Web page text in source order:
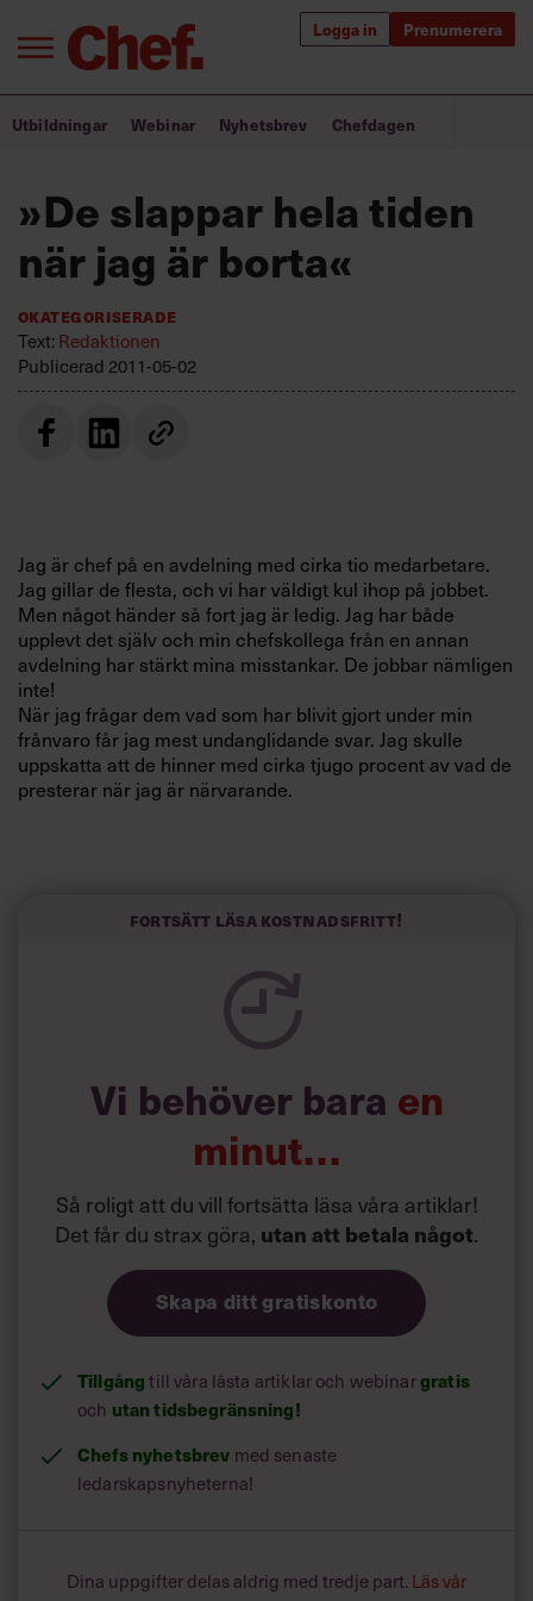
Logga in Prenumerera
Annonsera
Villkor och policy för
personuppgiftsbehandling
Sök
efter:
Bra ledare förändrar världen
Utbildning för ledare
Chefakademin+
Populära utbildningar
Utbildningar Webinar Nyhetsbrev Chefdagen
»De slappar hela tiden
när jag är borta«
Okategoriserade
Text:Redaktionen
Publicerad 2011-05-02
Jag är chef på en avdelning med cirka tio medarbetare.
Jag gillar de flesta, och vi har väldigt kul ihop på jobbet.
Men något händer så fort jag är ledig. Jag har både
upplevt det själv och min chefskollega från en annan
avdelning har stärkt mina misstankar. De jobbar nämligen
inte!
När jag frågar dem vad som har blivit gjort under min
frånvaro får jag mest undanglidande svar. Jag skulle
uppskatta att de hinner med cirka tjugo procent av vad de
presterar när jag är närvarande.
Fortsätt läsa kostnadsfritt!
Vi behöver bara en
minut…
Så roligt att du vill fortsätta läsa våra artiklar!
Det får du strax göra, utan att betala något.
Skapa ditt gratiskonto
Tillgångtill våra låsta artiklar och webinargratis
och utan tidsbegränsning!
Chefs nyhetsbrev med senaste
ledarskapsnyheterna!
Dina uppgifter delas aldrig med tredje part. Läs vår